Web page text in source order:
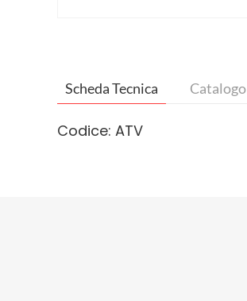
Scheda Tecnica Catalogo
Codice: ATV